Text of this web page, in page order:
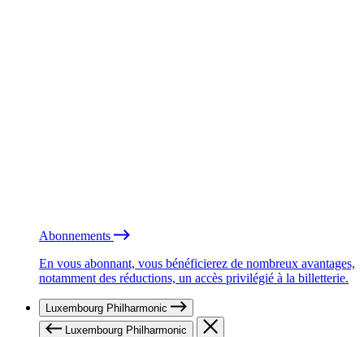
Abonnements
En vous abonnant, vous bénéficierez de nombreux avantages,
notamment des réductions, un accès privilégié à la billetterie.
Luxembourg Philharmonic
Luxembourg Philharmonic